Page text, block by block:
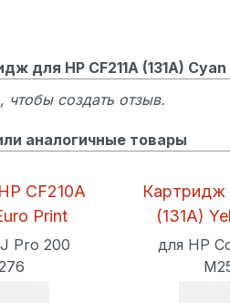
для HP CF211A (131A)
чтобы создать отзыв.
аналогичные товары
CF210A
Print
Pro 200
Картридж
(131A)
для HP